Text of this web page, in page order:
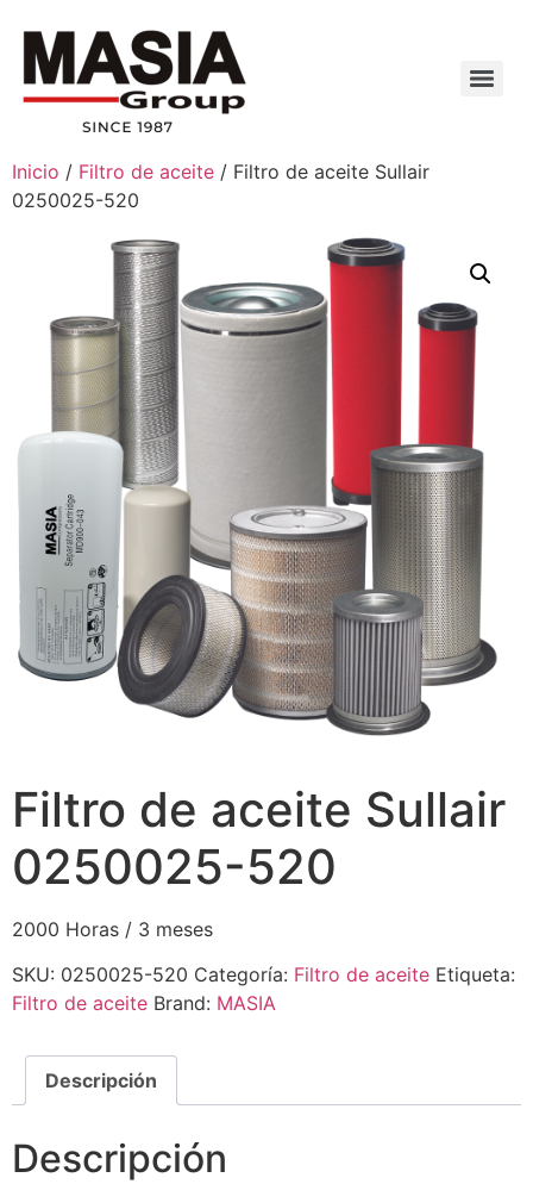
Inicio / Filtro de aceite / Filtro de aceite Sullair
0250025-520
Filtro de aceite Sullair
0250025-520
2000 Horas / 3 meses
SKU: 0250025-520 Categoría: Filtro de aceite Etiqueta:
Filtro de aceite Brand: MASIA
Descripción
Descripción